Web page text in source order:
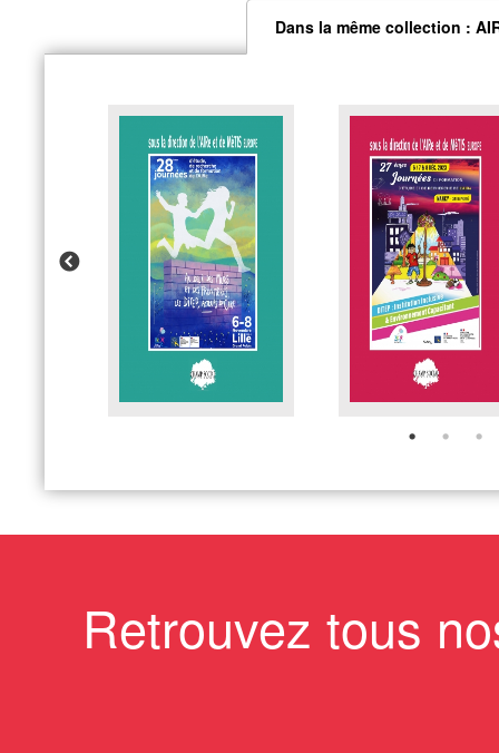
Dans la même collection :
Retrouvez tous